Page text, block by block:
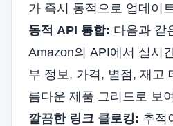
가 즉시 동적으로 업데이
동적 API 통합: 다음과 같
Amazon의 API에서 실시
부 정보, 가격, 별점, 재고
름다운 제품 그리드로 보
깔끔한 링크 클로킹: 추적